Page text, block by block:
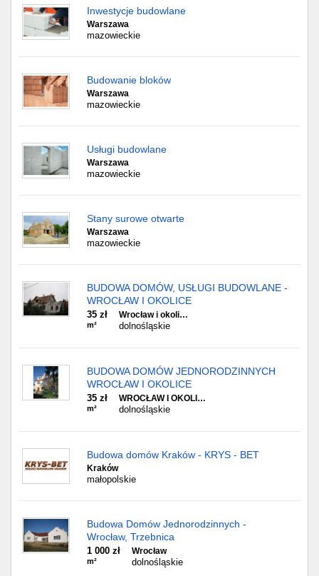
Inwestycje budowlane
Warszawa
mazowieckie
Budowanie bloków
Warszawa
mazowieckie
Usługi budowlane
Warszawa
mazowieckie
Stany surowe otwarte
Warszawa
mazowieckie
BUDOWA DOMÓW, USŁUGI BUDOWLANE -
WROCŁAW I OKOLICE
35 zł
m²
Wrocław i okoli…
dolnośląskie
BUDOWA DOMÓW JEDNORODZINNYCH
WROCŁAW I OKOLICE
35 zł
m²
WROCŁAW I OKOLI…
dolnośląskie
Budowa domów Kraków - KRYS - BET
Kraków
małopolskie
Budowa Domów Jednorodzinnych -
Wrocław, Trzebnica
1 000 zł
m²
Wrocław
dolnośląskie